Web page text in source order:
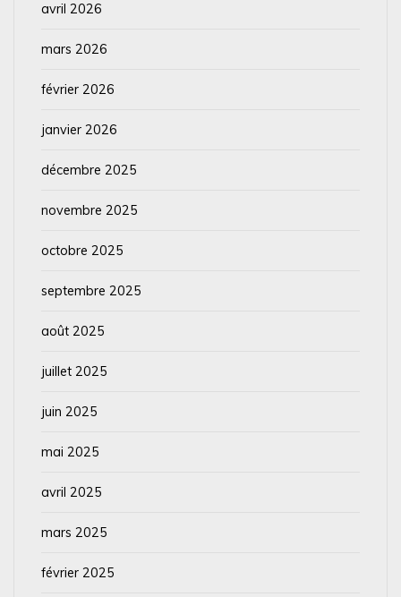
avril 2026
mars 2026
février 2026
janvier 2026
décembre 2025
novembre 2025
octobre 2025
septembre 2025
août 2025
juillet 2025
juin 2025
mai 2025
avril 2025
mars 2025
février 2025